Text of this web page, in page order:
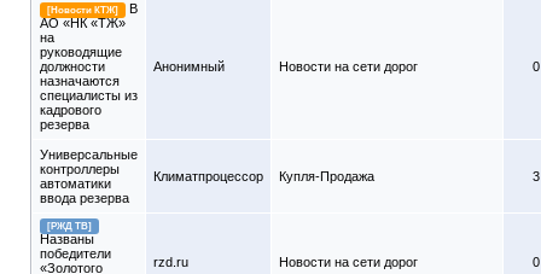
[Новости КТЖ]
В
АО «НК «ТЖ»
на
руководящие
должности
назначаются
специалисты из
кадрового
резерва
Анонимный Новости на сети дорог 0
Универсальные
контроллеры
автоматики
ввода резерва
Климатпроцессор Купля-Продажа 3
[РЖД ТВ]
Названы
победители
«Золотого
rzd.ru Новости на сети дорог 0